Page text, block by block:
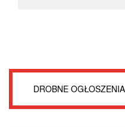
DROBNE OGŁOSZENIA